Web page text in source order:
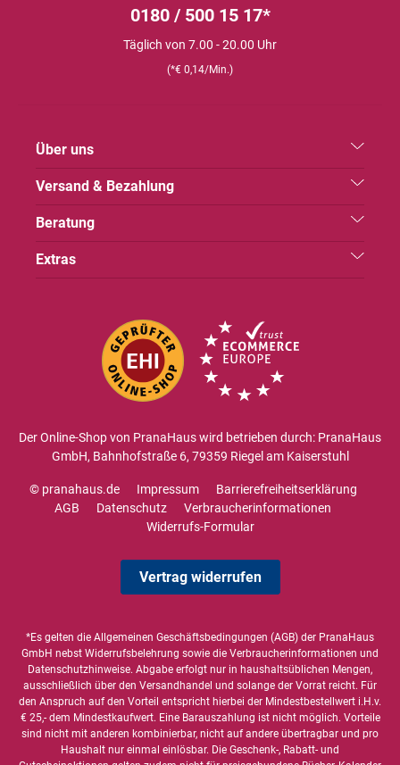
0180 / 500 15 17*
Täglich von 7.00 - 20.00 Uhr
(*€ 0,14/Min.)
Über uns
Versand & Bezahlung
Beratung
Extras
Der Online-Shop von PranaHaus wird betrieben durch: PranaHaus
GmbH, Bahnhofstraße 6, 79359 Riegel am Kaiserstuhl
© pranahaus.de Impressum
Barrierefreiheitserklärung
AGB
Datenschutz
Verbraucherinformationen
Widerrufs-Formular
Vertrag widerrufen
*Es gelten die Allgemeinen Geschäftsbedingungen (AGB) der PranaHaus
GmbH nebst Widerrufsbelehrung sowie die Verbraucherinformationen und
Datenschutzhinweise. Abgabe erfolgt nur in haushaltsüblichen Mengen,
ausschließlich über den Versandhandel und solange der Vorrat reicht. Für
den Anspruch auf den Vorteil entspricht hierbei der Mindestbestellwert i.H.v.
€ 25,- dem Mindestkaufwert. Eine Barauszahlung ist nicht möglich. Vorteile
sind nicht mit anderen kombinierbar, nicht auf andere übertragbar und pro
Haushalt nur einmal einlösbar. Die Geschenk-, Rabatt- und